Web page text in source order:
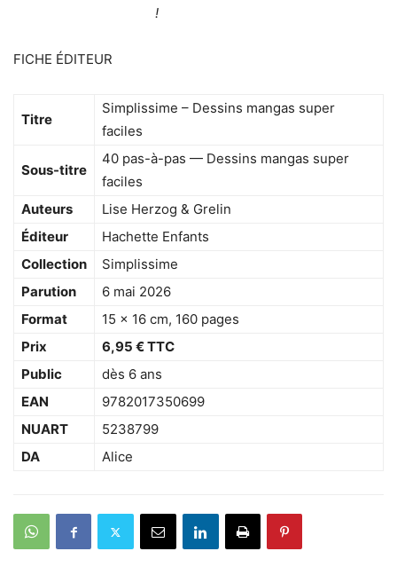
!
FICHE ÉDITEUR
Titre
Simplissime – Dessins mangas super
faciles
Sous-titre
40 pas-à-pas — Dessins mangas super
faciles
Auteurs
Lise Herzog & Grelin
Éditeur
Hachette Enfants
Collection
Simplissime
Parution
6 mai 2026
Format
15 × 16 cm, 160 pages
Prix
6,95 € TTC
Public
dès 6 ans
EAN
9782017350699
NUART
5238799
DA
Alice